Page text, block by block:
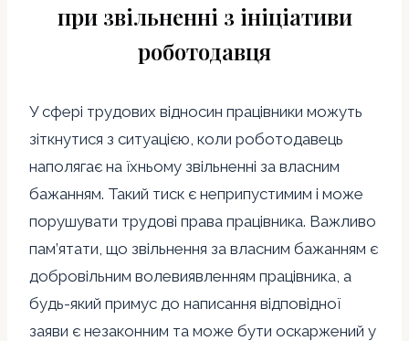
при звільненні з ініціативи
роботодавця
У сфері трудових відносин працівники можуть
зіткнутися з ситуацією, коли роботодавець
наполягає на їхньому звільненні за власним
бажанням. Такий тиск є неприпустимим і може
порушувати трудові права працівника. Важливо
пам’ятати, що звільнення за власним бажанням є
добровільним волевиявленням працівника, а
будь-який примус до написання відповідної
заяви є незаконним та може бути оскаржений у